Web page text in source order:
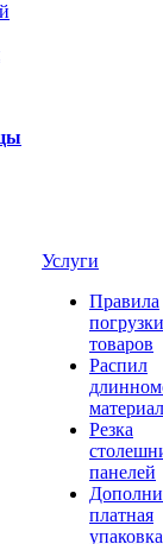
Услуги
Правила
погрузки
товаров
Распил
Резка
панелей
платная
упаковка